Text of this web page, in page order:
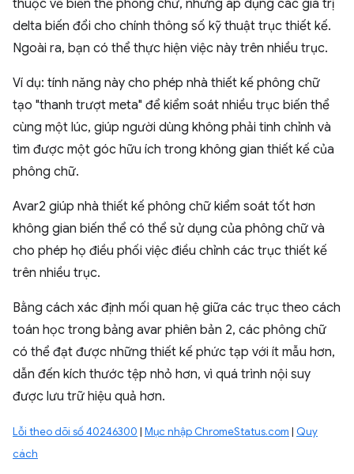
thuộc về biến thể phông chữ, nhưng áp dụng các giá trị
delta biến đổi cho chính thông số kỹ thuật trục thiết kế.
Ngoài ra, bạn có thể thực hiện việc này trên nhiều trục.
Ví dụ: tính năng này cho phép nhà thiết kế phông chữ
tạo "thanh trượt meta" để kiểm soát nhiều trục biến thể
cùng một lúc, giúp người dùng không phải tinh chỉnh và
tìm được một góc hữu ích trong không gian thiết kế của
phông chữ.
Avar2 giúp nhà thiết kế phông chữ kiểm soát tốt hơn
không gian biến thể có thể sử dụng của phông chữ và
cho phép họ điều phối việc điều chỉnh các trục thiết kế
trên nhiều trục.
Bằng cách xác định mối quan hệ giữa các trục theo cách
toán học trong bảng avar phiên bản 2, các phông chữ
có thể đạt được những thiết kế phức tạp với ít mẫu hơn,
dẫn đến kích thước tệp nhỏ hơn, vì quá trình nội suy
được lưu trữ hiệu quả hơn.
Lỗi theo dõi số 40246300 | Mục nhập ChromeStatus.com | Quy
cách